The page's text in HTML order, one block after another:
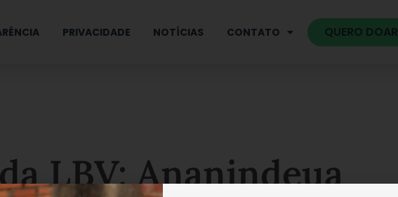
PRIVACIDADE NOTÍCIAS CONTATO QUERO DOAR
LBV: Ananindeua